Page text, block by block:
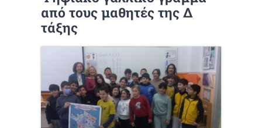
από τους μαθητές της Δ
τάξης